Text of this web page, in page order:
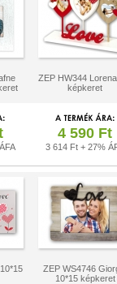
ZEP HW344
képkeret
4 590 Ft
3 614 Ft + 27%
ZEP WS4746
10*15 képkeret